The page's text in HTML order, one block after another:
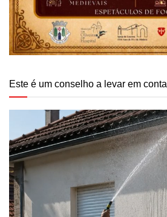
Este é um conselho a levar em conta